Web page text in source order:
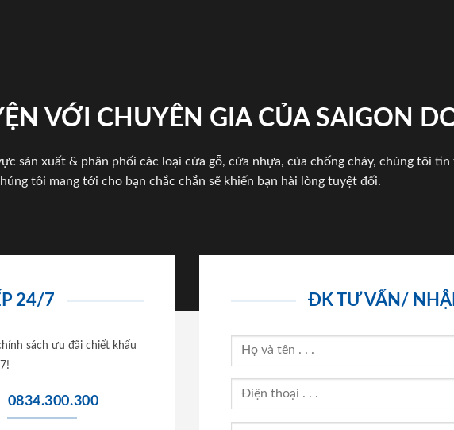
VỚI CHUYÊN GIA CỦA SAIGON
sản xuất & phân phối các loại cửa gỗ, cửa nhựa, của chống cháy, chúng tôi
tôi mang tới cho bạn chắc chắn sẽ khiến bạn hài lòng tuyệt đối.
24/7
sách ưu đãi chiết khấu
0834.300.300
ĐK TƯ VẤN/